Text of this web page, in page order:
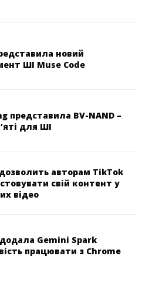
новий
ШІ Muse Code
представила BV-NAND –
для ШІ
авторам TikTok
свій контент у
відео
Gemini Spark
працювати з Chrome